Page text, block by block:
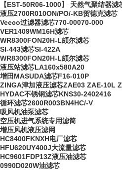
【EST-50R06-1000】 天然气聚结器滤
液压2700R010ON/PO/-KB贺德克滤芯
Veeco过滤器滤芯770-00070-000
VER1409WM16H滤芯
WR8300FON20H-L颇尔滤芯
SI-443滤芯SI-422A
WR8300FON20H-L颇尔滤芯
液压站滤芯LA160x580A20
增田MASUDA滤芯F16-010P
ZINGA津加液压滤芯ZAE03 ZAE-10L
HYDAC不锈钢滤芯KNS30-2402416
循环滤芯2600R003BN4HC/-V
吸风机油泵滤芯
空压机进气系统专用滤筒
增压风机液压滤网
HC8400FKNXH电厂滤芯
HFU620UY400J大流量滤芯
HC9601FDP13Z液压油滤芯
0990D020W油滤芯